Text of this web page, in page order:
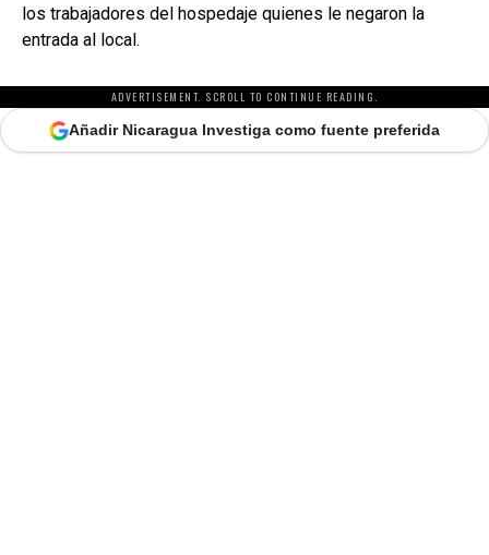
los trabajadores del hospedaje quienes le negaron la
entrada al local.
ADVERTISEMENT. SCROLL TO CONTINUE READING.
Añadir Nicaragua Investiga como fuente preferida